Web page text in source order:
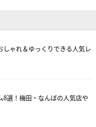
ゃれ＆ゆっくりできる人気レ
選！梅田・なんばの人気店や